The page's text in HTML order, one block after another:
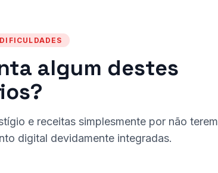
algum destes
e receitas simplesmente por não terem
digital devidamente integradas.